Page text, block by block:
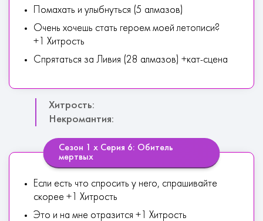
Помахать и улыбнуться (5 алмазов)
Очень хочешь стать героем моей летописи?
+1 Хитрость
Спрятаться за Ливия (28 алмазов) +кат-сцена
Хитрость:
Некромантия:
Сезон 1 х Серия 6: Обитель
мертвых
Если есть что спросить у него, спрашивайте
скорее +1 Хитрость
Это и на мне отразится +1 Хитрость